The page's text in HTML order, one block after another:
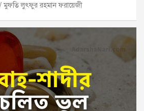
মুফতি লুৎফুর রহমান ফরায়েজী